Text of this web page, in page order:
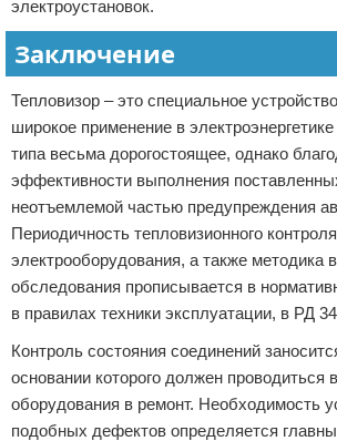
электроустановок.
Заключение
Тепловизор – это специальное
широкое применение в
типа весьма дорогостоящее, однако
эффективности выполнения
неотъемлемой частью предупреждения
Периодичность тепловизионного контроля
электрооборудования, а также методика
обследования прописывается в
в правилах техники эксплуатации, в РД
Контроль состояния соединений
основании которого должен проводиться
оборудования в ремонт. Необходимость
подобных дефектов определяется